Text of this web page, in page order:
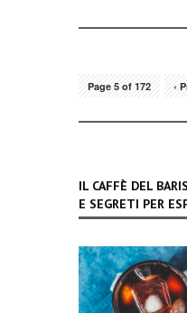
Page 5 of 172 ‹
IL CAFFÈ DEL
E SEGRETI PER